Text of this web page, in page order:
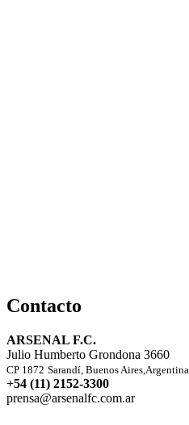
Contacto
ARSENAL F.C.
Julio Humberto Grondona 3660
CP 1872 Sarandí, Buenos Aires,Argentina
+54 (11) 2152-3300
prensa@arsenalfc.com.ar